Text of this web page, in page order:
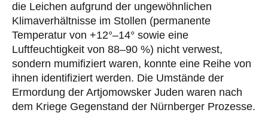
die Leichen aufgrund der ungewöhnlichen
Klimaverhältnisse im Stollen (permanente
Temperatur von +12°–14° sowie eine
Luftfeuchtigkeit von 88–90 %) nicht verwest,
sondern mumifiziert waren, konnte eine Reihe von
ihnen identifiziert werden. Die Umstände der
Ermordung der Artjomowsker Juden waren nach
dem Kriege Gegenstand der Nürnberger Prozesse.